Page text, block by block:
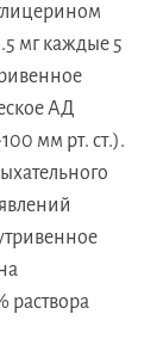
мг каждые 5
АД
мм рт. ст.).
раствора